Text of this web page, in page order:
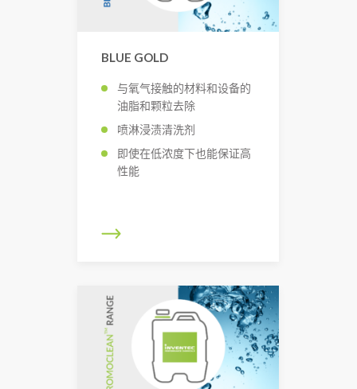
BLUE GOLD
与氧气接触的材料和设备的
油脂和颗粒去除
喷淋浸渍清洗剂
即使在低浓度下也能保证高
性能